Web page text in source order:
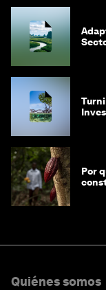
Por
Quiénes somos